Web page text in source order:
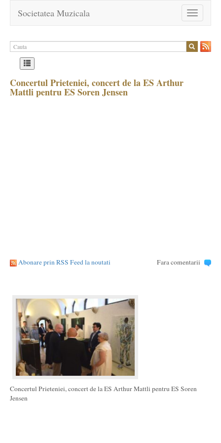
Toggle
navigation
Societatea Muzicala
Concertul Prieteniei, concert de la ES Arthur
Mattli pentru ES Soren Jensen
Abonare prin RSS Feed la noutati Fara comentarii
Concertul Prieteniei, concert de la ES Arthur Mattli pentru ES Soren
Jensen